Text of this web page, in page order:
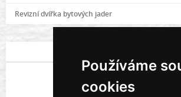
Používáme
cookies
Revizní dvířka bytových jader